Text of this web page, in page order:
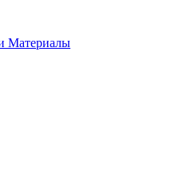
Материалы